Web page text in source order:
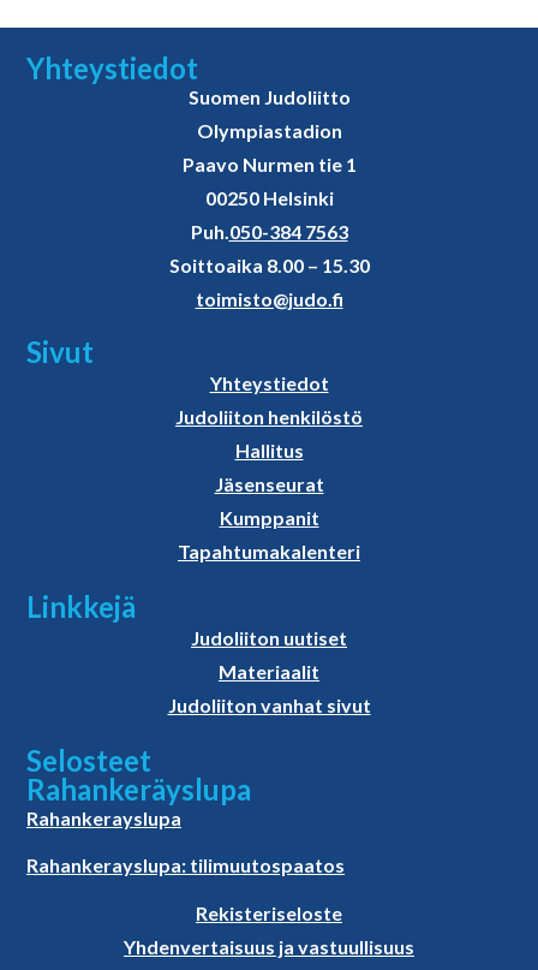
Yhteystiedot
Suomen Judoliitto
Olympiastadion
Paavo Nurmen tie 1
00250 Helsinki
Puh.050-384 7563
Soittoaika 8.00 – 15.30
toimisto@judo.fi
Sivut
Yhteystiedot
Judoliiton henkilöstö
Hallitus
Jäsenseurat
Kumppanit
Tapahtumakalenteri
Linkkejä
Judoliiton uutiset
Materiaalit
Judoliiton vanhat sivut
Selosteet
Rahankeräyslupa
Rahankerayslupa
Rahankerayslupa: tilimuutospaatos
Rekisteriseloste
Yhdenvertaisuus ja vastuullisuus